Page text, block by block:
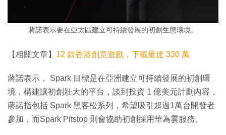
蔣諾表示要在亞太區建立可持續發展的初創生態環境。
【相關文章】 12 款香港創意遊戲，下載量達 330 萬
蔣諾表示， Spark 目標是在亞洲建立可持續發展的初創環
境，構建讓初創壯大的平台，談到投資 1 億美元計劃內容，
蔣諾指包括 Spark 黑客松系列，希望吸引超過1萬台開發者
參加，而Spark Pitstop 則會協助初創採用華為雲服務。